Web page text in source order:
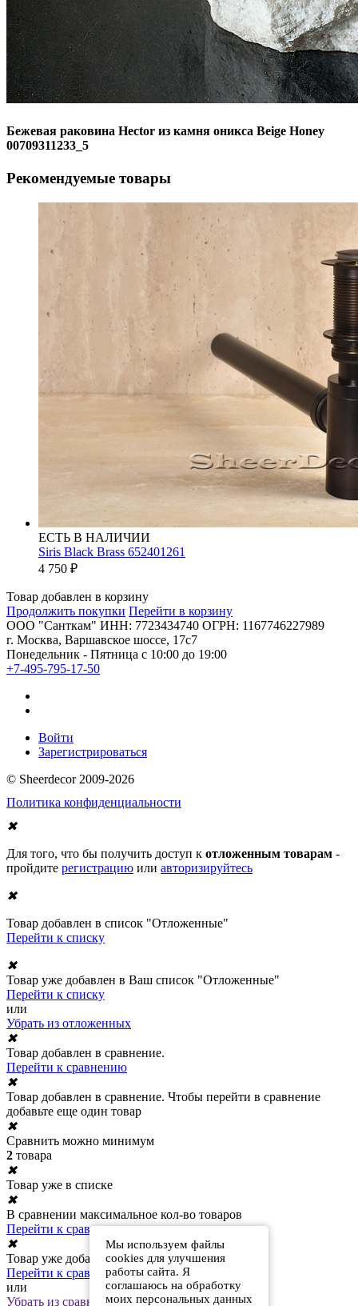
Бежевая раковина Hector из камня оникса Beige Honey
00709311233_5
Рекомендуемые товары
ЕСТЬ В НАЛИЧИИ
Siris Black Brass 652401261
4 750 ₽
Товар добавлен в корзину
Продолжить покупки Перейти в корзину
ООО "Санткам" ИНН: 7723434740 ОГРН: 1167746227989
г. Москва, Варшавское шоссе, 17с7
Понедельник - Пятница с 10:00 до 19:00
+7-495-795-17-50
Войти
Зарегистрироваться
© Sheerdecor 2009-2026
Политика конфиденциальности
Мы используем файлы
cookies для улучшения
работы сайта. Я
соглашаюсь на обработку
моих персональных данных
✖
Для того, что бы получить доступ к отложенным товарам -
пройдите регистрацию или авторизируйтесь
✖
Товар добавлен в список "Отложенные"
Перейти к списку
✖
Товар уже добавлен в Ваш список "Отложенные"
Перейти к списку
или
Убрать из отложенных
✖
Товар добавлен в сравнение.
Перейти к сравнению
✖
Товар добавлен в сравнение. Чтобы перейти в сравнение
добавьте еще один товар
✖
Сравнить можно минимум
2 товара
✖
Товар уже в списке
✖
В сравнении максимальное кол-во товаров
Перейти к сравнению
✖
Товар уже добавлен в сравнение
Перейти к сравнению
или
Убрать из сравнения